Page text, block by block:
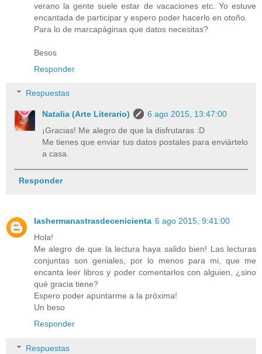
verano la gente suele estar de vacaciones etc. Yo estuve
encantada de participar y espero poder hacerlo en otoño.
Para lo de marcapáginas que datos necesitas?
Besos
Responder
Respuestas
Natalia (Arte Literario)
6 ago 2015, 13:47:00
¡Gracias! Me alegro de que la disfrutaras :D
Me tienes que enviar tus datos postales para enviártelo
a casa.
Responder
lashermanastrasdecenicienta 6 ago 2015, 9:41:00
Hola!
Me alegro de que la lectura haya salido bien! Las lecturas
conjuntas son geniales, por lo menos para mi, que me
encanta leer libros y poder comentarlos con alguien, ¿sino
qué gracia tiene?
Espero poder apuntarme a la próxima!
Un beso
Responder
Respuestas